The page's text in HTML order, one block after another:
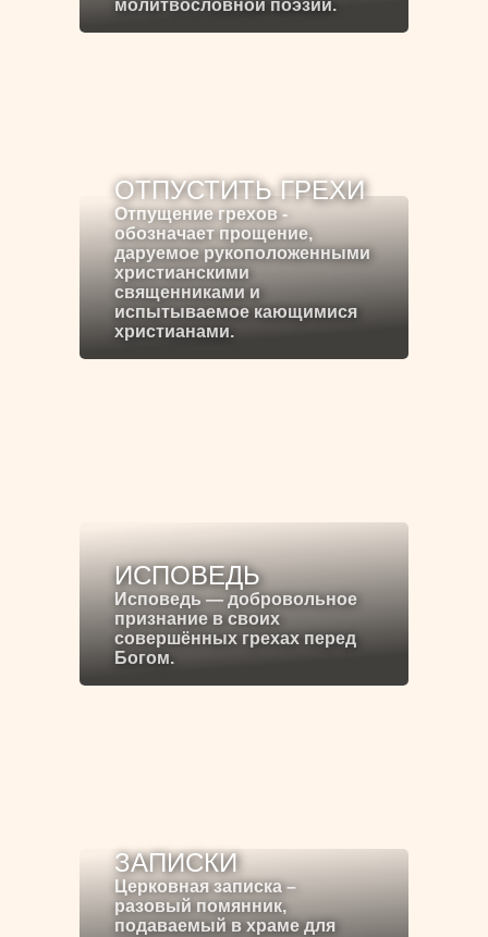
молитвословной поэзии.
ОТПУСТИТЬ ГРЕХИ
Отпущение грехов -
обозначает прощение,
даруемое рукоположенными
христианскими
священниками и
испытываемое кающимися
христианами.
ИСПОВЕДЬ
Исповедь — добровольное
признание в своих
совершённых грехах перед
Богом.
ЗАПИСКИ
Церковная записка –
разовый помянник,
подаваемый в храме для